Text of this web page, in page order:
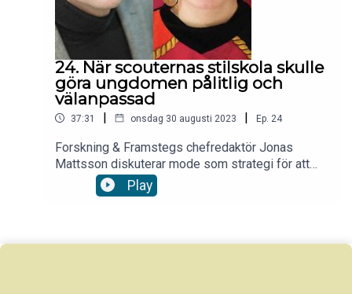
24. När scouternas stilskola skulle
göra ungdomen pålitlig och
välanpassad
37:31 | onsdag 30 augusti 2023 | Ep. 24
Forskning & Framstegs chefredaktör Jonas
Mattsson diskuterar mode som strategi för att
styra ungdomar med Emma Severinsson
modehistoriker vid Lunds universitet, och Björn
redo! Scouternas stilskola skulle göra ungdomen
Play